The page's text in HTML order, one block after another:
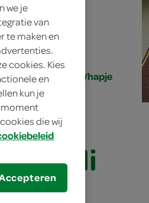
klein gerecht/hapje
we je
van
te maken en
cookies. Kies
en
kun je
moment
die wij